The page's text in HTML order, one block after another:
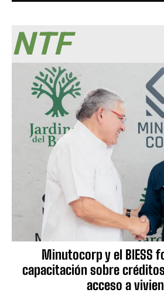
NTF
Minutocorp y el BIESS
capacitación sobre
acceso a